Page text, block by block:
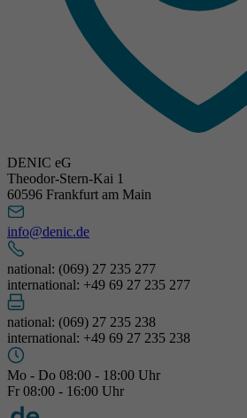
DENIC eG
Theodor-Stern-Kai 1
60596 Frankfurt am Main
info@denic.de
national: (069) 27 235 277
international: +49 69 27 235 277
national: (069) 27 235 238
international: +49 69 27 235 238
Mo - Do 08:00 - 18:00 Uhr
Fr 08:00 - 16:00 Uhr